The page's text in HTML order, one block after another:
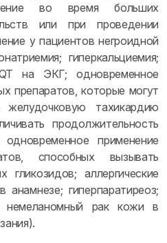
во время больших
или при проведении
у пациентов негроидной
гиперкальциемия;
на ЭКГ; одновременное
препаратов, которые могут
тахикардию
продолжительность
применение
способных вызывать
гликозидов; аллергические
гиперпаратиреоз;
немеланомный рак кожи в